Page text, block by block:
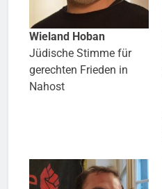
Wieland Hoban
Jüdische Stimme für
gerechten Frieden in
Nahost